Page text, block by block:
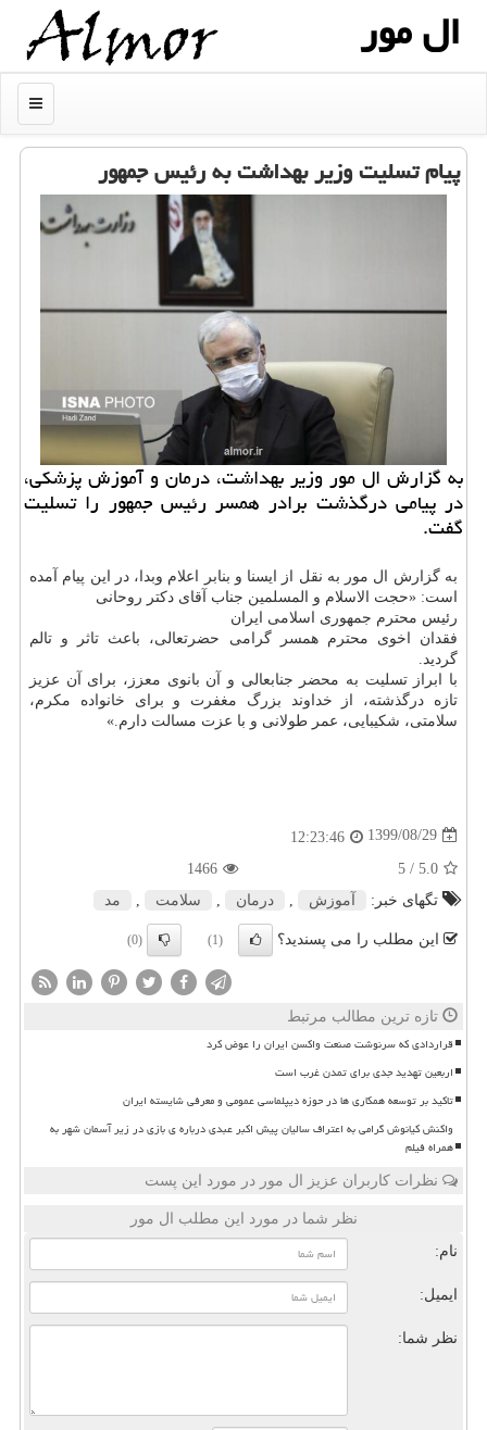
ال مور
منو
پیام تسلیت وزیر بهداشت به رئیس جمهور
به گزارش ال مور وزیر بهداشت، درمان و آموزش پزشكی،
در پیامی درگذشت برادر همسر رئیس جمهور را تسلیت
گفت.
به گزارش ال مور به نقل از ایسنا و بنابر اعلام وبدا، در این پیام آمده
است: «حجت الاسلام و المسلمین جناب آقای دکتر روحانی
رئیس محترم جمهوری اسلامی ایران
فقدان اخوی محترم همسر گرامی حضرتعالی، باعث تاثر و تالم
گردید.
با ابراز تسلیت به محضر جنابعالی و آن بانوی معزز، برای آن عزیز
تازه درگذشته، از خداوند بزرگ مغفرت و برای خانواده مکرم،
سلامتی، شکیبایی، عمر طولانی و با عزت مسالت دارم.»
1399/08/29
12:23:46
5.0
/ 5
1466
تگهای خبر:
آموزش درمان سلامت مد
این مطلب را می پسندید؟ (1)
(0)
تازه ترین مطالب مرتبط
قراردادی که سرنوشت صنعت واکسن ایران را عوض کرد
اربعین تهدید جدی برای تمدن غرب است
تاکید بر توسعه همکاری ها در حوزه دیپلماسی عمومی و معرفی شایسته ایران
واکنش کیانوش گرامی به اعتراف سالیان پیش اکبر عبدی درباره ی بازی در زیر آسمان شهر به
همراه فیلم
نظرات کاربران عزیز ال مور در مورد این پست
نظر شما در مورد این مطلب ال مور
نام:
ایمیل:
نظر شما: